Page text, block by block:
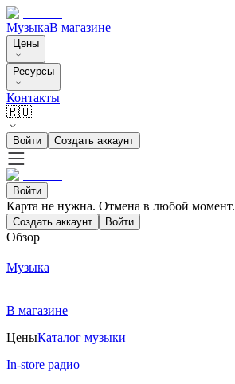
МузыкаВ магазине
Цены
Ресурсы
Контакты
🇷🇺
Войти Создать аккаунт
Войти
Карта не нужна. Отмена в любой момент.
Создать аккаунт Войти
Обзор
Музыка
В магазине
ЦеныКаталог музыки
In-store радио